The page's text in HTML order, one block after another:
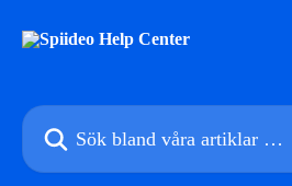
Sök bland våra artiklar …